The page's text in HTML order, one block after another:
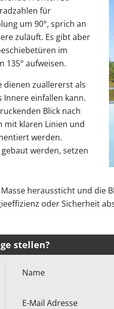
für
um 90°, sprich an
zuläuft. Es gibt aber
im
135° aufweisen.
dienen zuallererst als
Innere einfallen kann.
Blick nach
mit klaren Linien und
werden.
werden, setzen
heraussticht und
oder Sicherheit
stellen?
Name
E-Mail Adresse